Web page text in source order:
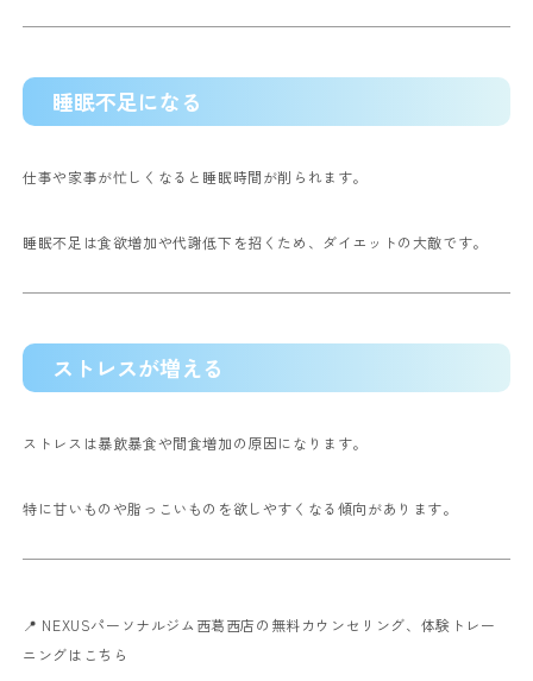
睡眠不足になる
仕事や家事が忙しくなると睡眠時間が削られます。
睡眠不足は食欲増加や代謝低下を招くため、ダイエットの大敵です。
ストレスが増える
ストレスは暴飲暴食や間食増加の原因になります。
特に甘いものや脂っこいものを欲しやすくなる傾向があります。
📍 NEXUSパーソナルジム西葛西店の無料カウンセリング、体験トレー
ニングはこちら